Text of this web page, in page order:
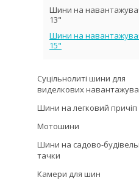
Шини на
13"
Шини на
15"
Суцільнолиті шини для
виделкових
Шини на легковий причіп
Мотошини
Шини на садово-
тачки
Камери для шин